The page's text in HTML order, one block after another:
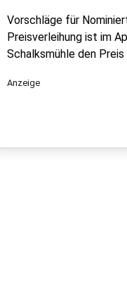
Vorschläge für
Preisverleihung ist im
Schalksmühle den
Anzeige